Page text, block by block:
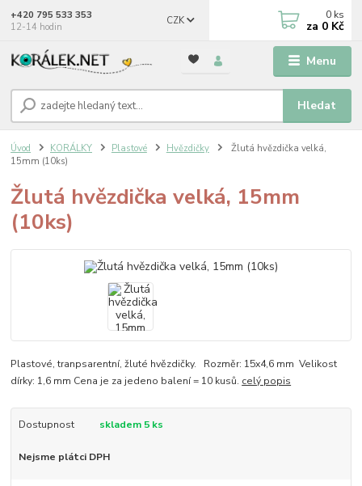
Menu
CZK
Hledat
+420 795 533 353
12-14 hodin
0 ks
za 0 Kč
Úvod KORÁLKY Plastové Hvězdičky
Žlutá hvězdička velká,
15mm (10ks)
Žlutá hvězdička velká, 15mm
(10ks)
Plastové, tranpsarentní, žluté hvězdičky. Rozměr: 15x4,6 mm Velikost
dírky: 1,6 mm Cena je za jedeno balení = 10 kusů. celý popis
Dostupnost skladem 5 ks
Nejsme plátci DPH